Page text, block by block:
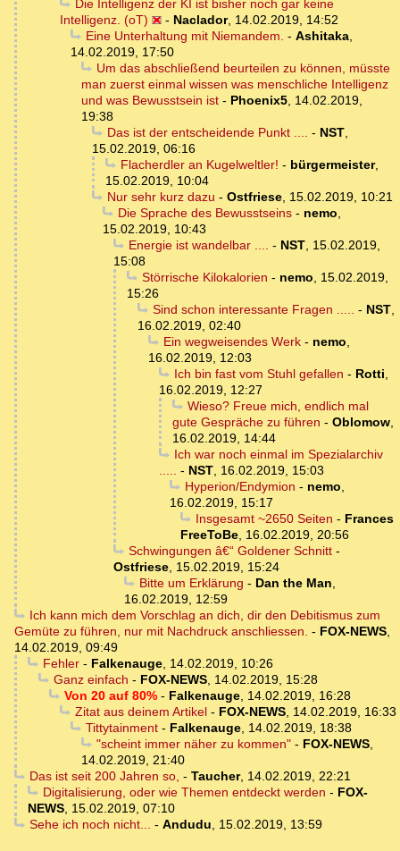
Die Intelligenz der KI ist bisher noch gar keine
Intelligenz. (oT)
- Naclador, 14.02.2019, 14:52
Eine Unterhaltung mit Niemandem. - Ashitaka,
14.02.2019, 17:50
Um das abschließend beurteilen zu können, müsste
man zuerst einmal wissen was menschliche Intelligenz
und was Bewusstsein ist - Phoenix5, 14.02.2019,
19:38
Das ist der entscheidende Punkt .... - NST,
15.02.2019, 06:16
Flacherdler an Kugelweltler! - bürgermeister,
15.02.2019, 10:04
Nur sehr kurz dazu - Ostfriese, 15.02.2019, 10:21
Die Sprache des Bewusstseins- nemo,
15.02.2019, 10:43
Energie ist wandelbar .... - NST, 15.02.2019,
15:08
Störrische Kilokalorien - nemo, 15.02.2019,
15:26
Sind schon interessante Fragen ..... - NST,
16.02.2019, 02:40
Ein wegweisendes Werk- nemo,
16.02.2019, 12:03
Ich bin fast vom Stuhl gefallen - Rotti,
16.02.2019, 12:27
Wieso? Freue mich, endlich mal
gute Gespräche zu führen - Oblomow,
16.02.2019, 14:44
Ich war noch einmal im Spezialarchiv
..... - NST, 16.02.2019, 15:03
Hyperion/Endymion - nemo,
16.02.2019, 15:17
Insgesamt ~2650 Seiten - Frances
FreeToBe, 16.02.2019, 20:56
Schwingungen â€“ Goldener Schnitt-
Ostfriese, 15.02.2019, 15:24
Bitte um Erklärung - Dan the Man,
16.02.2019, 12:59
Ich kann mich dem Vorschlag an dich, dir den Debitismus zum
Gemüte zu führen, nur mit Nachdruck anschliessen. - FOX-NEWS,
14.02.2019, 09:49
Fehler- Falkenauge, 14.02.2019, 10:26
Ganz einfach - FOX-NEWS, 14.02.2019, 15:28
Von 20 auf 80%- Falkenauge, 14.02.2019, 16:28
Zitat aus deinem Artikel- FOX-NEWS, 14.02.2019, 16:33
Tittytainment- Falkenauge, 14.02.2019, 18:38
"scheint immer näher zu kommen"- FOX-NEWS,
14.02.2019, 21:40
Das ist seit 200 Jahren so, - Taucher, 14.02.2019, 22:21
Digitalisierung, oder wie Themen entdeckt werden - FOX-
NEWS, 15.02.2019, 07:10
Sehe ich noch nicht... - Andudu, 15.02.2019, 13:59